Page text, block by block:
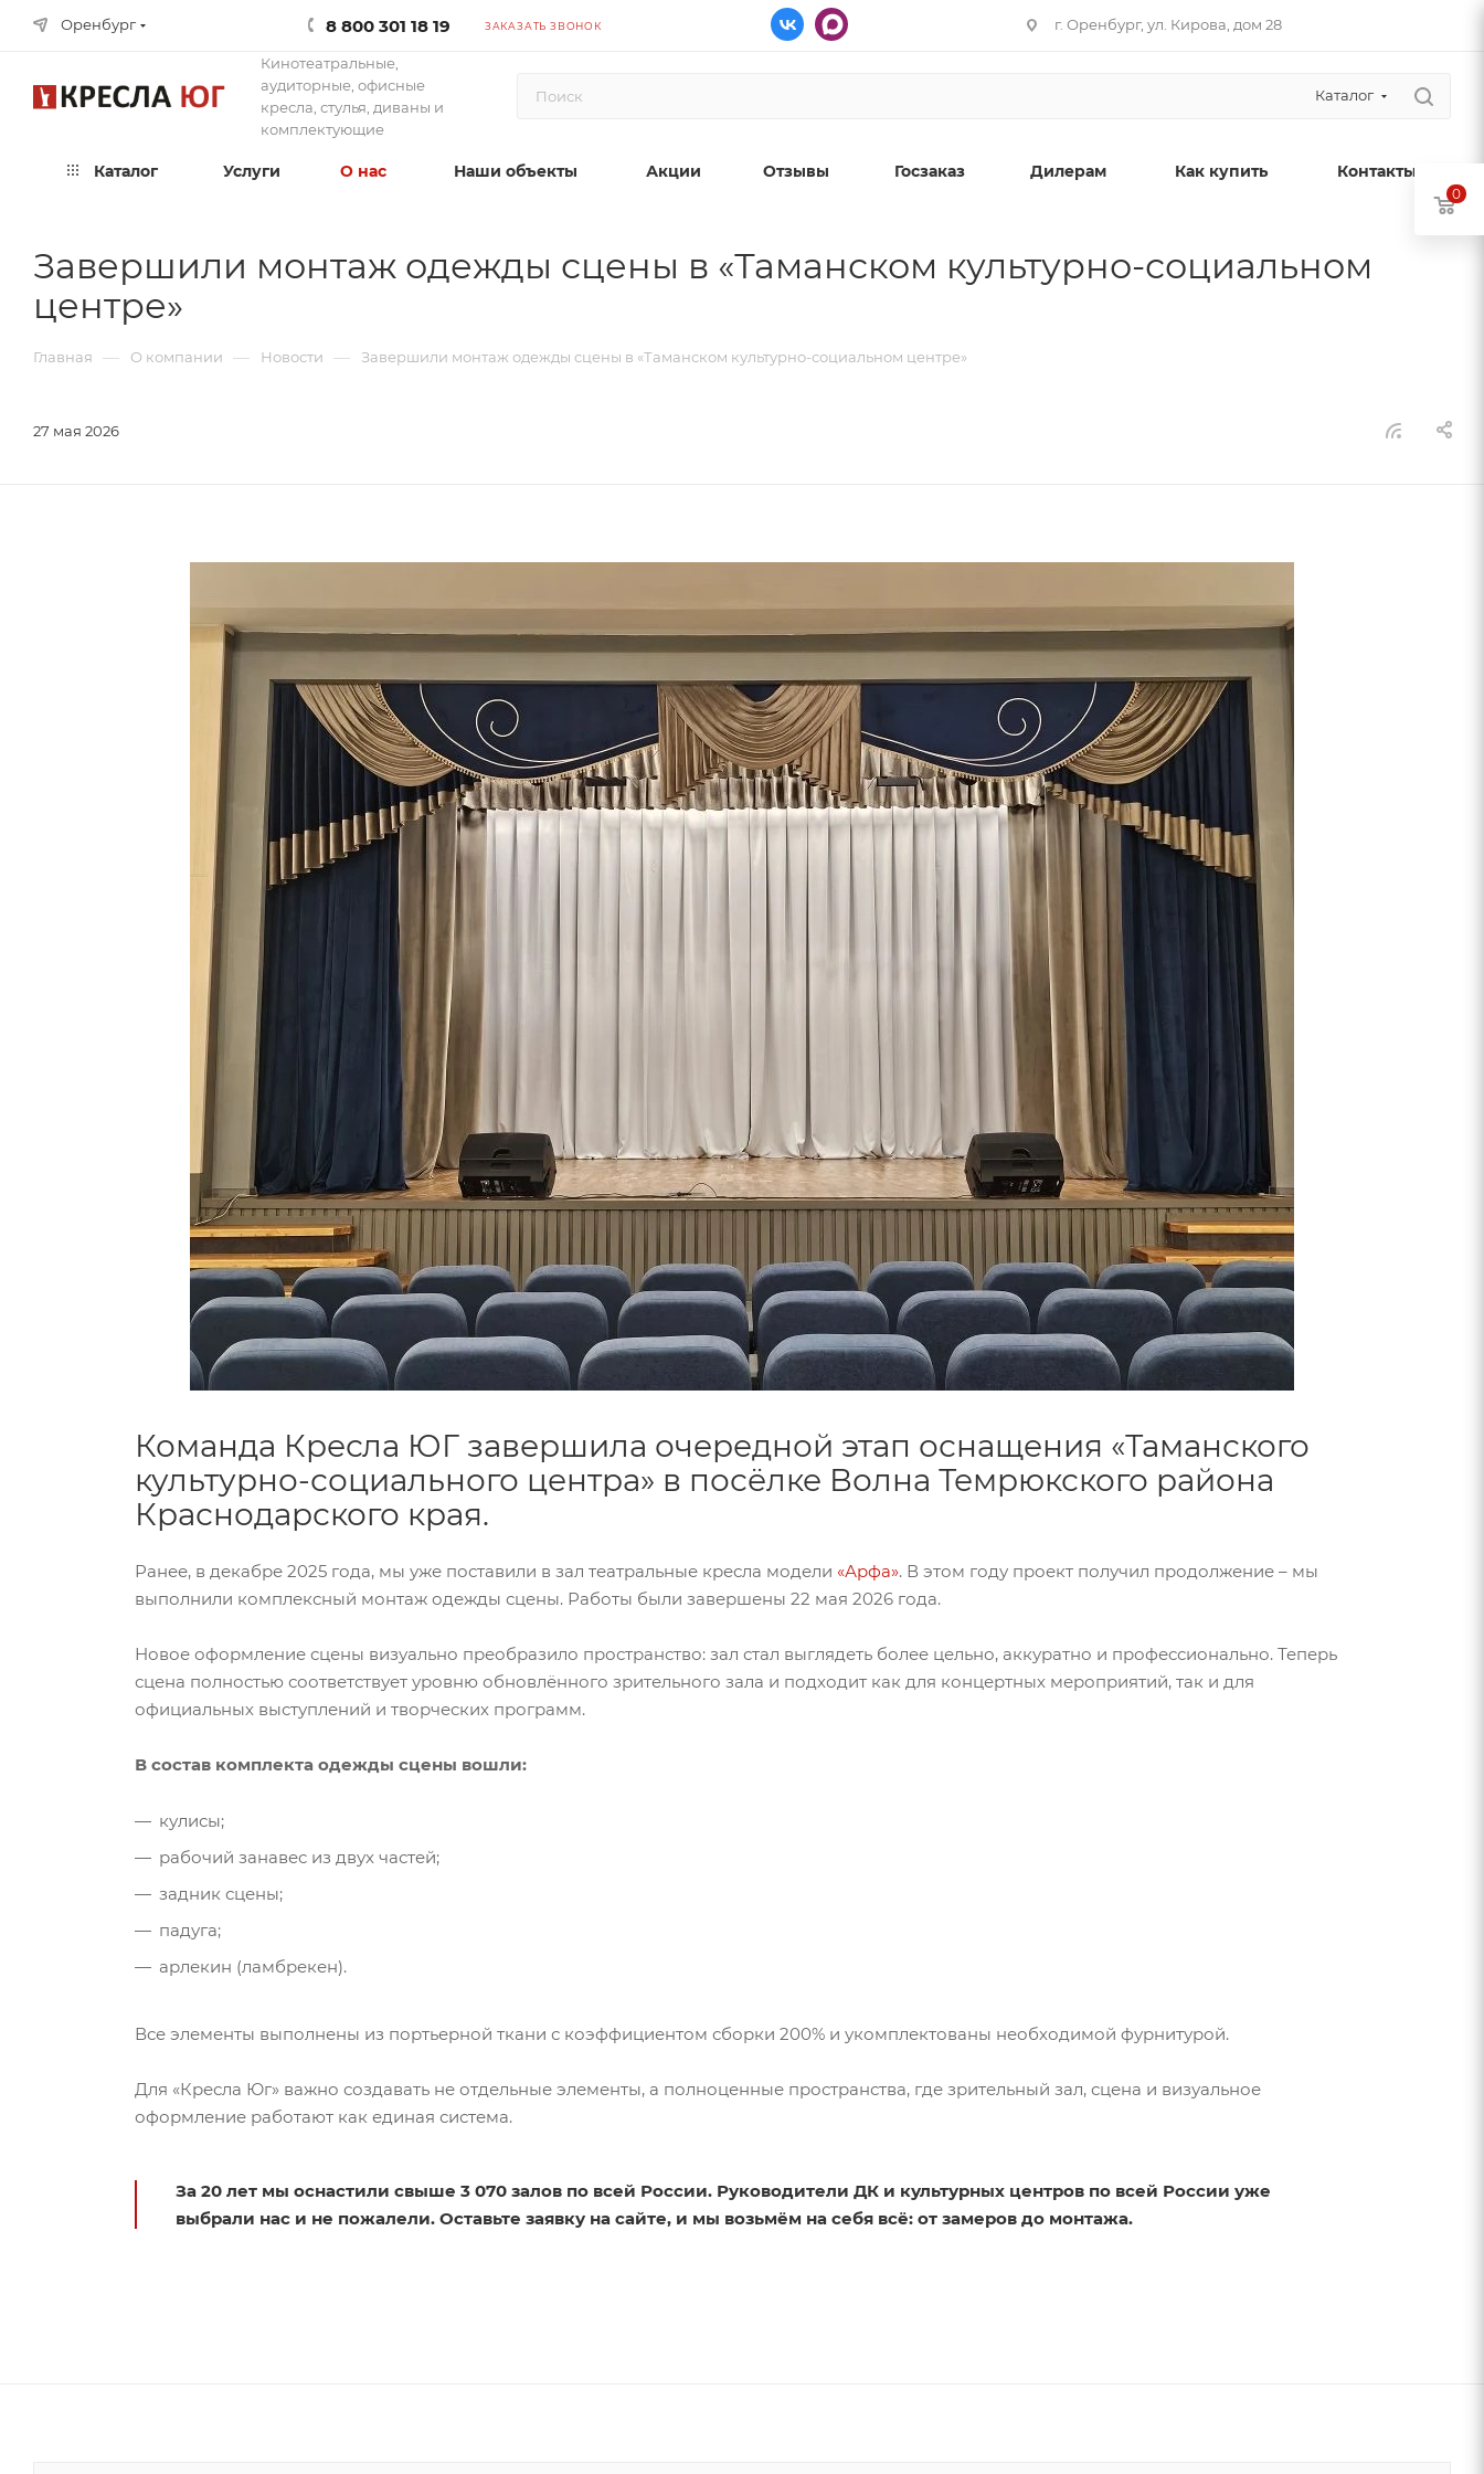
Оренбург 8 800 301 18 19 ЗАКАЗАТЬ ЗВОНОК г. Оренбург, ул. Кирова, дом 28
Кинотеатральные,
аудиторные, офисные
кресла, стулья, диваны и
комплектующие
Каталог
Каталог Услуги О нас Наши объекты Акции Отзывы Госзаказ Дилерам Как купить Контакты
Завершили монтаж одежды сцены в «Таманском культурно-социальном
центре»
Главная — О компании — Новости — Завершили монтаж одежды сцены в «Таманском культурно-социальном центре»
27 мая 2026
Команда Кресла ЮГ завершила очередной этап оснащения «Таманского
культурно-социального центра» в посёлке Волна Темрюкского района
Краснодарского края.
Ранее, в декабре 2025 года, мы уже поставили в зал театральные кресла модели «Арфа». В этом году проект получил продолжение – мы
выполнили комплексный монтаж одежды сцены. Работы были завершены 22 мая 2026 года.
Новое оформление сцены визуально преобразило пространство: зал стал выглядеть более цельно, аккуратно и профессионально. Теперь
сцена полностью соответствует уровню обновлённого зрительного зала и подходит как для концертных мероприятий, так и для
официальных выступлений и творческих программ.
В состав комплекта одежды сцены вошли:
кулисы;
рабочий занавес из двух частей;
задник сцены;
падуга;
арлекин (ламбрекен).
Все элементы выполнены из портьерной ткани с коэффициентом сборки 200% и укомплектованы необходимой фурнитурой.
Для «Кресла Юг» важно создавать не отдельные элементы, а полноценные пространства, где зрительный зал, сцена и визуальное
оформление работают как единая система.
За 20 лет мы оснастили свыше 3 070 залов по всей России. Руководители ДК и культурных центров по всей России уже
выбрали нас и не пожалели. Оставьте заявку на сайте, и мы возьмём на себя всё: от замеров до монтажа.
0